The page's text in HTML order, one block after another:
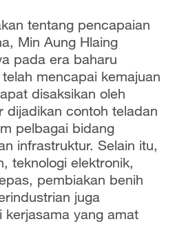
tentang pencapaian
Min Aung Hlaing
pada era baharu
mencapai kemajuan
disaksikan oleh
dijadikan contoh teladan
pelbagai bidang
infrastruktur. Selain itu,
teknologi elektronik,
pembiakan benih
juga
kerjasama yang amat